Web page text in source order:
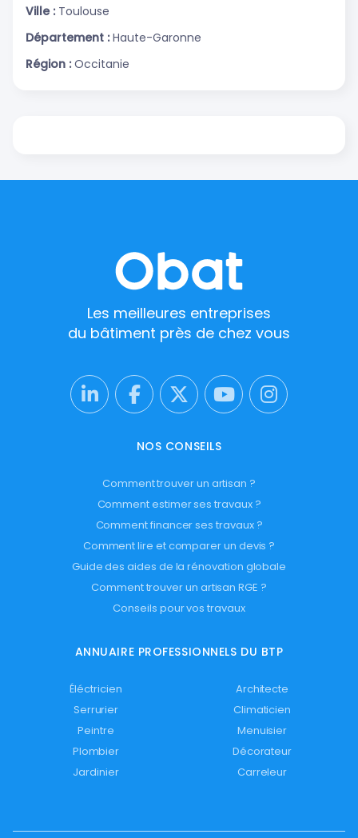
Ville : Toulouse
Département : Haute-Garonne
Région : Occitanie
Les meilleures entreprises
du bâtiment près de chez vous
NOS CONSEILS
Comment trouver un artisan ?
Comment estimer ses travaux ?
Comment financer ses travaux ?
Comment lire et comparer un devis ?
Guide des aides de la rénovation globale
Comment trouver un artisan RGE ?
Conseils pour vos travaux
ANNUAIRE PROFESSIONNELS DU BTP
Éléctricien
Architecte
Serrurier
Climaticien
Peintre
Menuisier
Plombier
Décorateur
Jardinier
Carreleur